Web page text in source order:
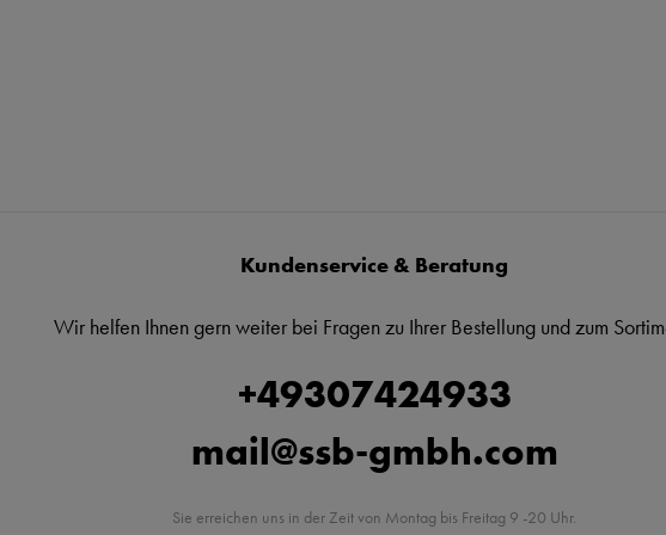
Kundenservice & Beratung
Wir helfen Ihnen gern weiter bei Fragen zu Ihrer Bestellung und zum
+49307424933
mail@ssb-gmbh.com
Sie erreichen uns in der Zeit von Montag bis Freitag 9 -20 Uhr.